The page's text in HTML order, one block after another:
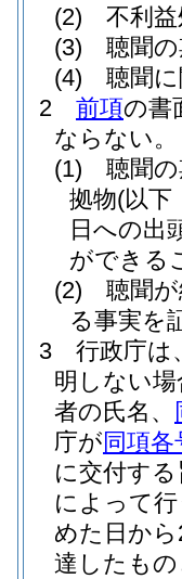
(2)
不利
(3)
聴聞
(4)
聴聞
2
前項の書
ならない。
(1)
聴聞
拠物(以下
日への出
ができる
(2)
聴聞
る事実を
3
行政庁は
明しない
者の氏名、
庁が同項各
に交付す
によって
めた日か
達したも